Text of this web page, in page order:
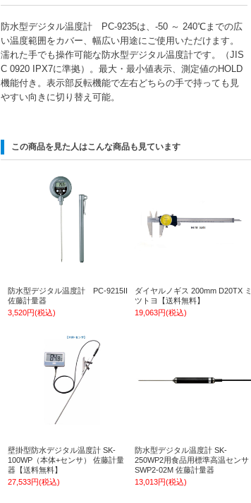
防水型デジタル温度計 PC-9235は、-50 ～ 240℃までの広
い温度範囲をカバー、幅広い用途にご使用いただけます。
濡れた手でも操作可能な防水型デジタル温度計です。（JIS
C 0920 IPX7に準拠）。最大・最小値表示、測定値のHOLD
機能付き。表示部反転機能で左右どちらの手で持っても見
やすい向きに切り替え可能。
この商品を見た人はこんな商品も見ています
防水型デジタル温度計 PC-9215II
佐藤計量器
3,520円(税込)
ダイヤルノギス 200mm D20TX ミ
ツトヨ【送料無料】
19,063円(税込)
壁掛型防水デジタル温度計 SK-
100WP（本体+センサ） 佐藤計量
器【送料無料】
27,533円(税込)
防水型デジタル温度計 SK-
250WP2用食品用標準高温センサ
SWP2-02M 佐藤計量器
13,013円(税込)